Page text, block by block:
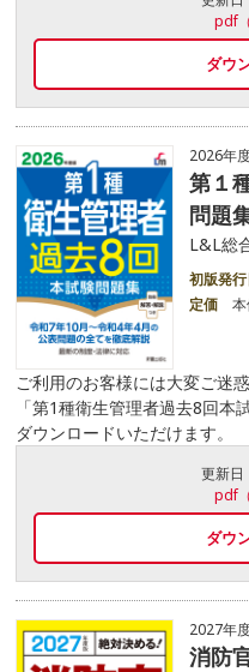
pdf
ダウ
2026年
第１
問題
L&L総
初版発行
定価
ご利用のお客様には大変ご迷
「第1種衛生管理者過去8回
ダウンロードいただけます。
更新日
pdf
ダウ
2027年
消防